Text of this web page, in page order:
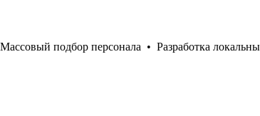
Массовый подбор персонала • Разработка